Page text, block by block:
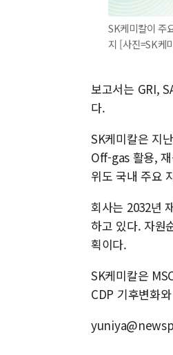
SK케미칼이 주
지 [사진=SK케
보고서는 GRI,
다.
SK케미칼은 지
Off-gas 활용,
위도 국내 주요
회사는 2032년
하고 있다. 자원
획이다.
SK케미칼은
CDP 기후변화